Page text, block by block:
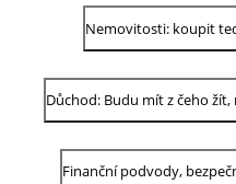
Nemovitosti: koupit
Důchod: Budu mít z čeho
Finanční podvody,